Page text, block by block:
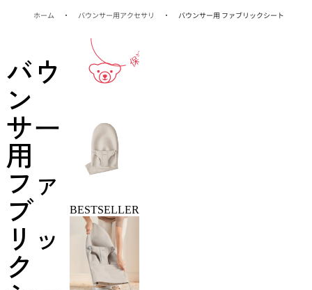
ホーム バウンサー用アクセサリ バウンサー用 ファブリックシート
バウ
ン
サー
用
ファ
ブ
リッ
ク
1-年
保証
BESTSELLER